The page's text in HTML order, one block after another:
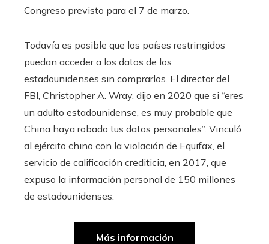
Congreso previsto para el 7 de marzo.
Todavía es posible que los países restringidos
puedan acceder a los datos de los
estadounidenses sin comprarlos. El director del
FBI, Christopher A. Wray, dijo en 2020 que si “eres
un adulto estadounidense, es muy probable que
China haya robado tus datos personales”. Vinculó
al ejército chino con la violación de Equifax, el
servicio de calificación crediticia, en 2017, que
expuso la información personal de 150 millones
de estadounidenses.
Más información